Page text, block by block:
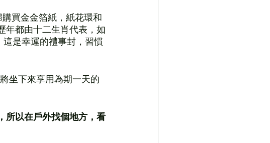
買金金箔紙，紙花環和
年都由十二生肖代表，如
是幸運的禮事封，習慣
坐下來享用為期一天的
所以在戶外找個地方，看